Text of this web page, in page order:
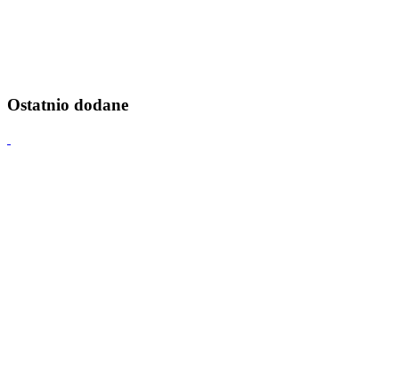
Ostatnio dodane